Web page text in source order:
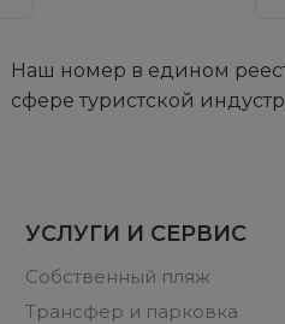
Наш номер в едином
сфере туристской
УСЛУГИ И СЕРВИС
Собственный пляж
Трансфер и парковка